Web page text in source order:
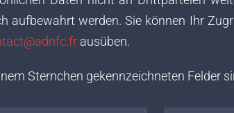
aufbewahrt werden. Sie können Ihr
ausüben.
Sternchen gekennzeichneten Felder